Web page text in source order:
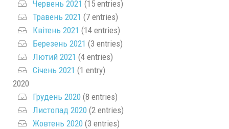
Червень 2021 (15 entries)
Травень 2021 (7 entries)
Квітень 2021 (14 entries)
Березень 2021 (3 entries)
Лютий 2021 (4 entries)
Січень 2021 (1 entry)
2020
Грудень 2020 (8 entries)
Листопад 2020 (2 entries)
Жовтень 2020 (3 entries)